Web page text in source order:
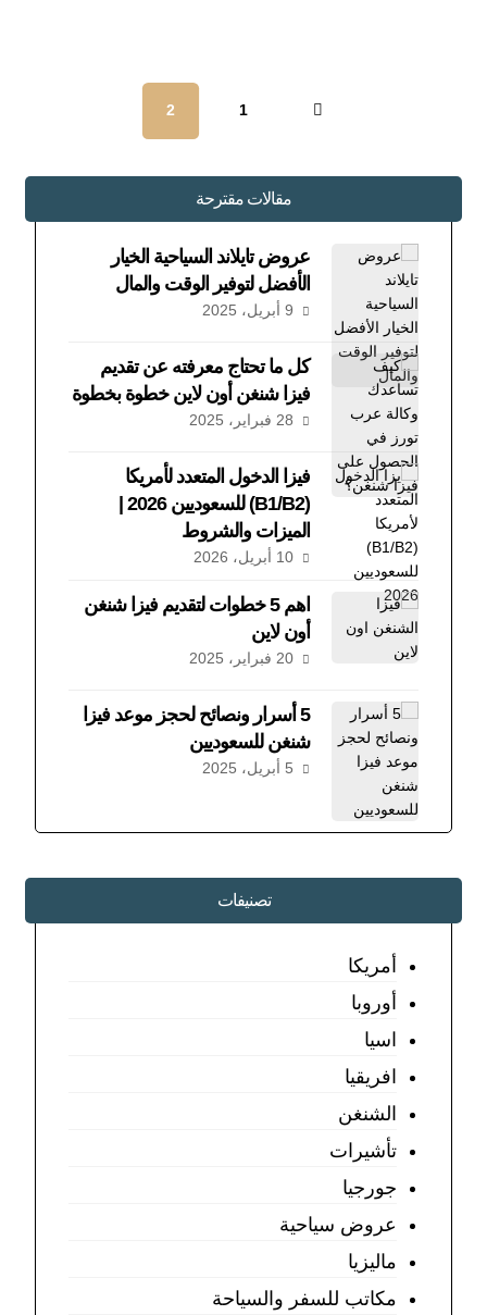
1
2
مقالات مقترحة
عروض تايلاند السياحية الخيار
الأفضل لتوفير الوقت والمال
9 أبريل، 2025
كل ما تحتاج معرفته عن تقديم
فيزا شنغن أون لاين خطوة بخطوة
28 فبراير، 2025
فيزا الدخول المتعدد لأمريكا
الميزات والشروط
10 أبريل، 2026
اهم 5 خطوات لتقديم فيزا شنغن
أون لاين
20 فبراير، 2025
5 أسرار ونصائح لحجز موعد فيزا
شنغن للسعوديين
5 أبريل، 2025
تصنيفات
أمريكا
أوروبا
اسيا
افريقيا
الشنغن
تأشيرات
جورجيا
عروض سياحية
ماليزيا
مكاتب للسفر والسياحة